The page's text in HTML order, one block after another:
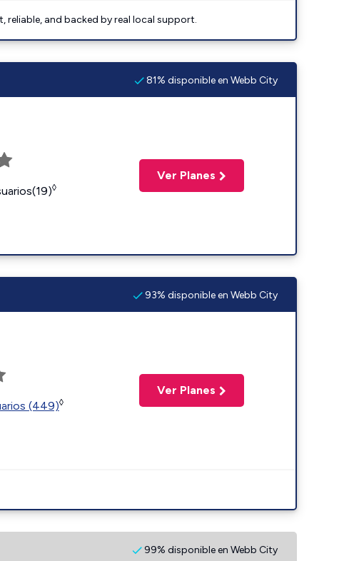
reliable, and backed by real local support.
81% disponible en Webb City
◊
Ver Planes
93% disponible en Webb City
(449)◊
Ver Planes
99% disponible en Webb City